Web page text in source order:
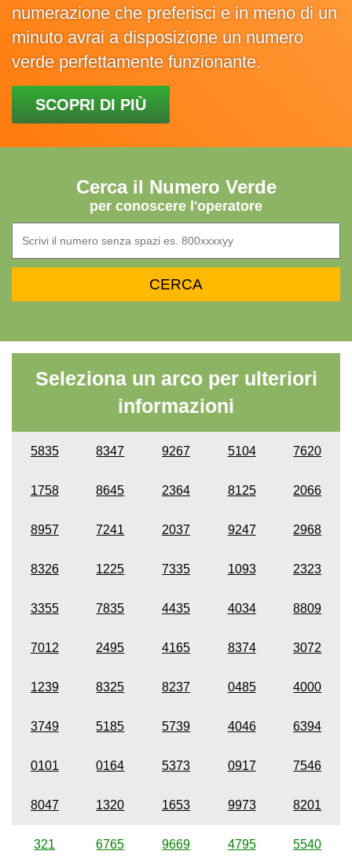
numerazione che preferisci e in meno di un
minuto avrai a disposizione un numero
verde perfettamente funzionante.
SCOPRI DI PIÙ
Cerca il Numero Verde
per conoscere l'operatore
Seleziona un arco per ulteriori
informazioni
5835 8347 9267 5104 7620
1758 8645 2364 8125 2066
8957 7241 2037 9247 2968
8326 1225 7335 1093 2323
3355 7835 4435 4034 8809
7012 2495 4165 8374 3072
1239 8325 8237 0485 4000
3749 5185 5739 4046 6394
0101 0164 5373 0917 7546
8047 1320 1653 9973 8201
321 6765 9669 4795 5540